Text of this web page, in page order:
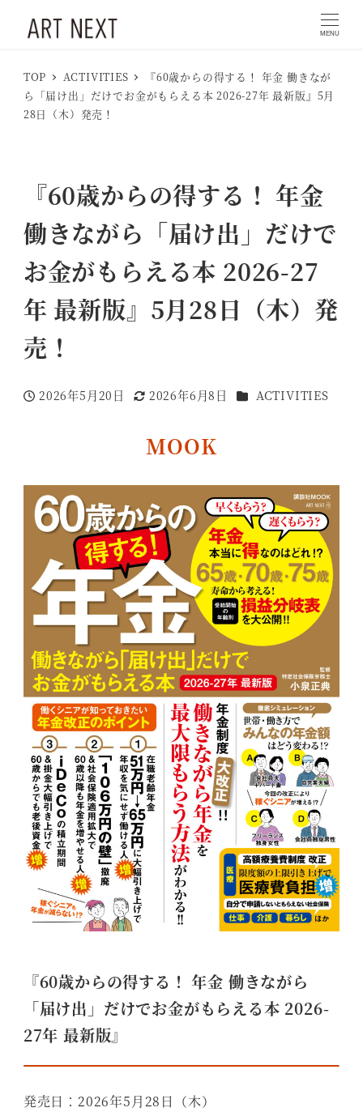
MENU
TOP ACTIVITIES
『60歳からの得する！ 年金 働きなが
ら「届け出」だけでお金がもらえる本 2026-27年 最新版』5月
28日（木）発売！
『60歳からの得する！ 年金
働きながら「届け出」だけで
お金がもらえる本 2026-27
年 最新版』5月28日（木）発
売！
投稿日
2026年5月20日
更新日
2026年6月8日 カテゴリー
ACTIVITIES
MOOK
『60歳からの得する！ 年金 働きながら
「届け出」だけでお金がもらえる本 2026-
27年 最新版』
発売日：2026年5月28日（木）